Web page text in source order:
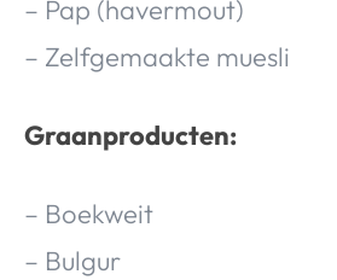
– Pap (havermout)
– Zelfgemaakte muesli
Graanproducten:
– Boekweit
– Bulgur